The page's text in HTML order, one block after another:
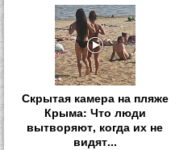
Скрытая камера на пляже
Крыма: Что люди
вытворяют, когда их не
видят...